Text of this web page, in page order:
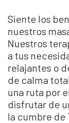
Siente los
nuestros
Nuestros
a tus
relajantes o
de calma
una ruta por
disfrutar de
la cumbre de